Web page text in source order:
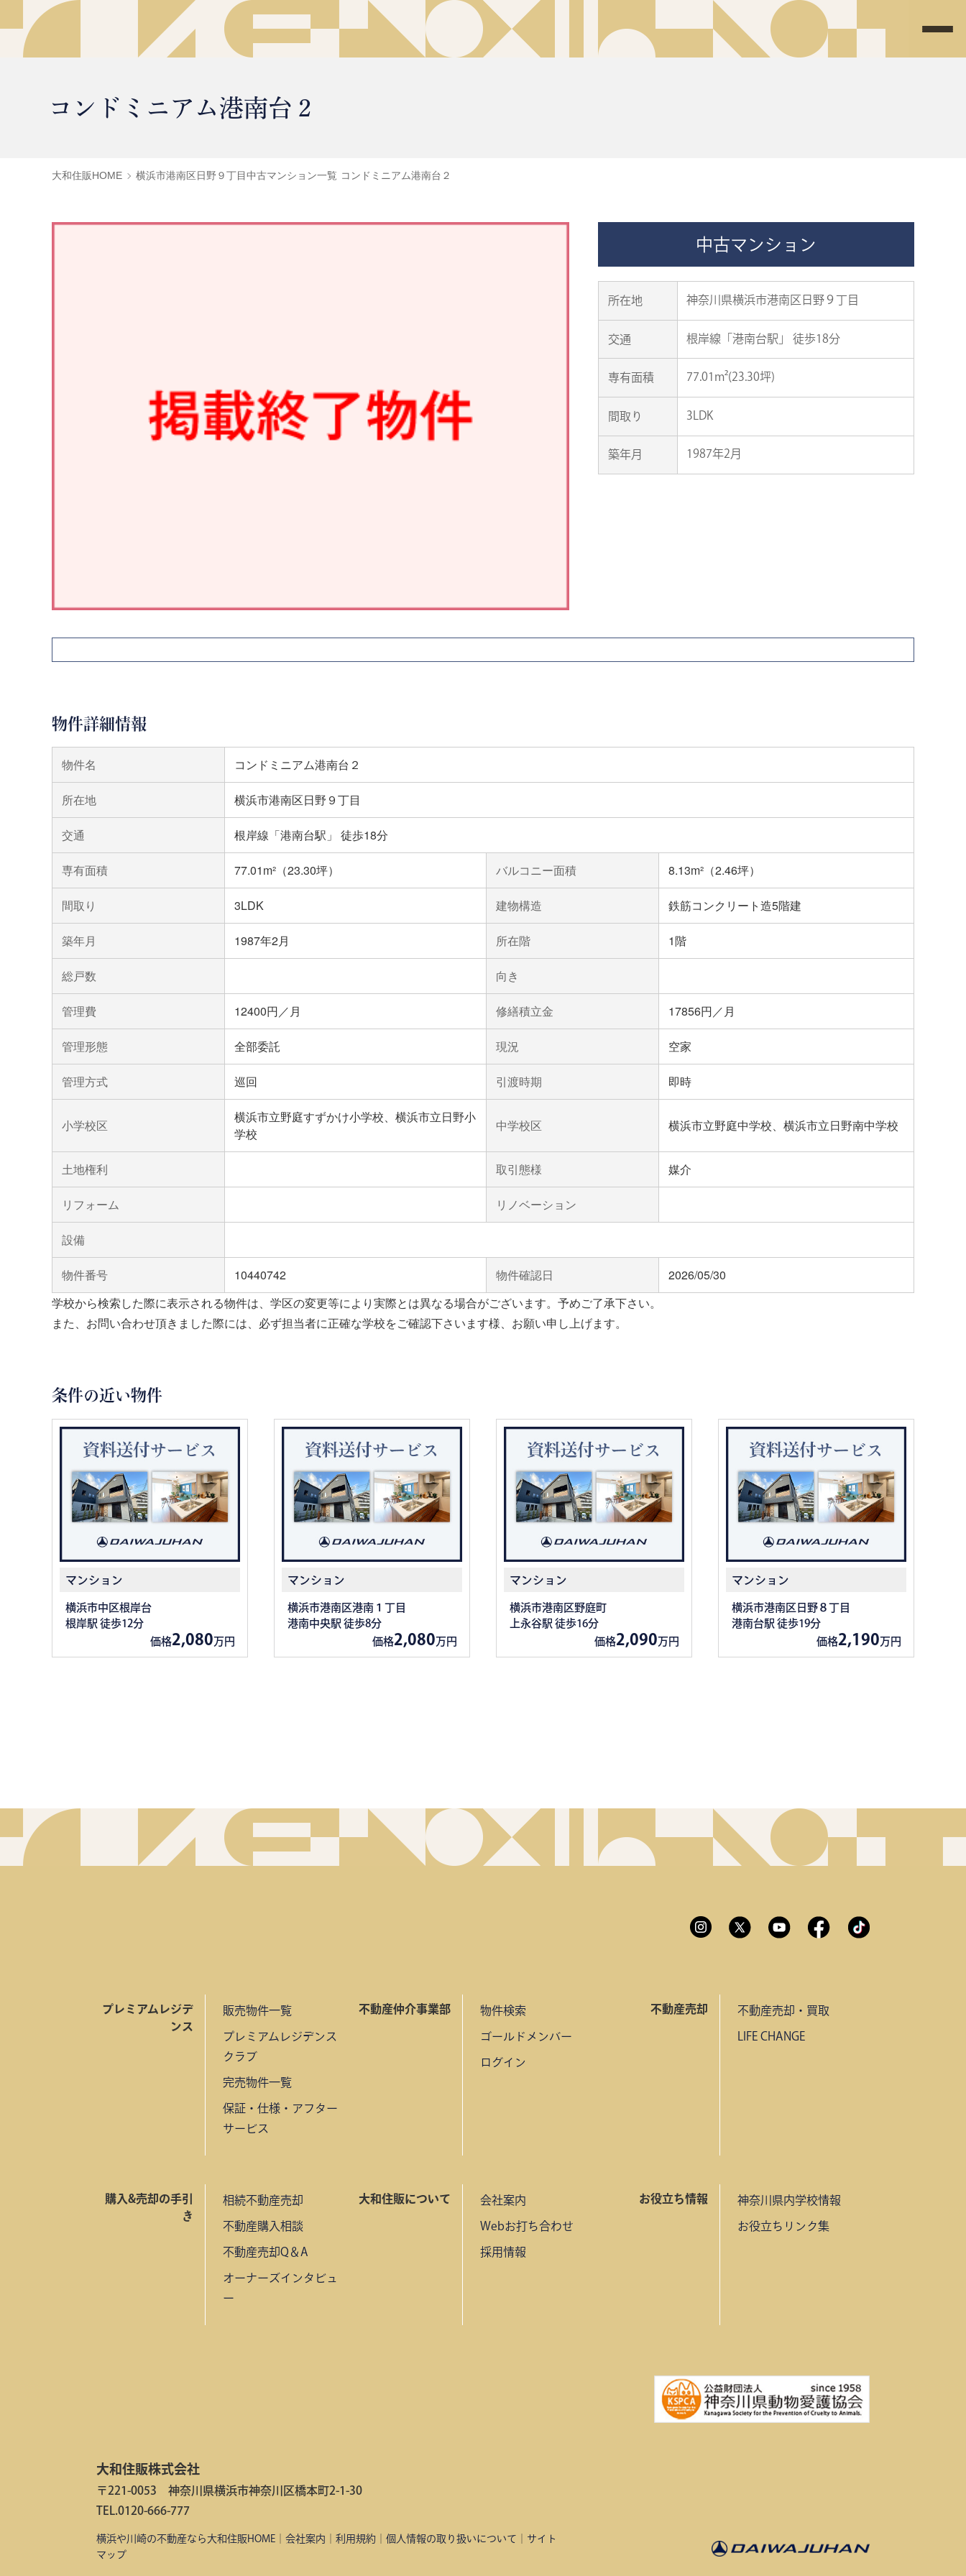
コンドミニアム港南台２
大和住販HOME 横浜市港南区日野９丁目中古マンション一覧 コンドミニアム港南台２
中古マンション
所在地 神奈川県横浜市港南区日野９丁目
交通 根岸線「港南台駅」 徒歩18分
専有面積 77.01m²(23.30坪)
間取り 3LDK
築年月 1987年2月
物件詳細情報
物件名 コンドミニアム港南台２
所在地 横浜市港南区日野９丁目
交通 根岸線「港南台駅」 徒歩18分
専有面積 77.01m²（23.30坪） バルコニー面積 8.13m²（2.46坪）
間取り 3LDK 建物構造 鉄筋コンクリート造5階建
築年月 1987年2月 所在階 1階
総戸数 向き
管理費 12400円／月 修繕積立金 17856円／月
管理形態 全部委託 現況 空家
管理方式 巡回 引渡時期 即時
小学校区
横浜市立野庭すずかけ小学校、横浜市立日野小
学校
中学校区 横浜市立野庭中学校、横浜市立日野南中学校
土地権利 取引態様 媒介
リフォーム リノベーション
設備
物件番号 10440742 物件確認日
2026/05/30
学校から検索した際に表示される物件は、学区の変更等により実際とは異なる場合がございます。予めご了承下さい。
また、お問い合わせ頂きました際には、必ず担当者に正確な学校をご確認下さいます様、お願い申し上げます。
条件の近い物件
マンション
横浜市中区根岸台
根岸駅 徒歩12分
価格2,080万円
マンション
横浜市港南区港南１丁目
港南中央駅 徒歩8分
価格2,080万円
マンション
横浜市港南区野庭町
上永谷駅 徒歩16分
価格2,090万円
マンション
横浜市港南区日野８丁目
港南台駅 徒歩19分
価格2,190万円
プレミアムレジデ
ンス
販売物件一覧
プレミアムレジデンス
クラブ
完売物件一覧
保証・仕様・アフター
サービス
不動産仲介事業部 物件検索
ゴールドメンバー
ログイン
不動産売却 不動産売却・買取
LIFE CHANGE
購入&売却の手引
き
相続不動産売却
不動産購入相談
不動産売却Q＆A
オーナーズインタビュ
ー
大和住販について 会社案内
Webお打ち合わせ
採用情報
お役立ち情報 神奈川県内学校情報
お役立ちリンク集
大和住販株式会社
〒221-0053 神奈川県横浜市神奈川区橋本町2-1-30
TEL.0120-666-777
横浜や川崎の不動産なら大和住販HOME ｜会社案内 ｜利用規約 ｜個人情報の取り扱いについて
サイト
マップ